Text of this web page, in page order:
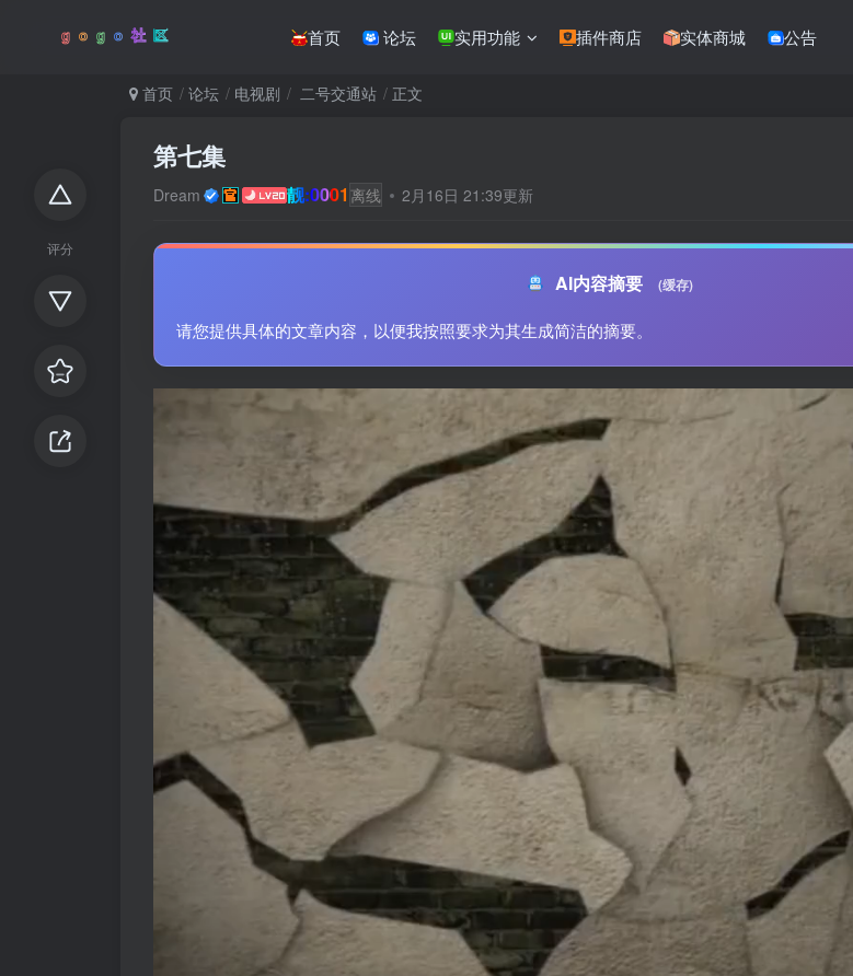
首页 论坛 实用功能 插件商店 实体商城 公告
评分
首页 论坛 电视剧 二号交通站 正文
第七集
Dream 靓:0001 离线 2月16日 21:39更新
AI内容摘要 (缓存)
请您提供具体的文章内容，以便我按照要求为其生成简洁的摘要。